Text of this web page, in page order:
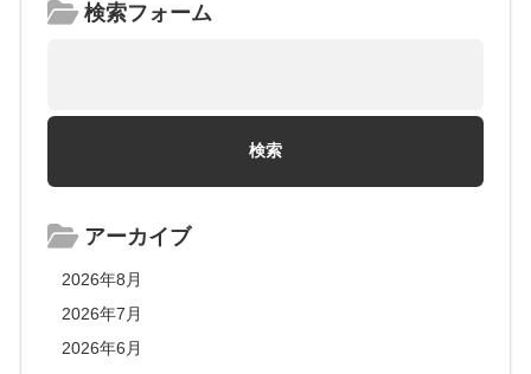
検索フォーム
アーカイブ
2026年8月
2026年7月
2026年6月